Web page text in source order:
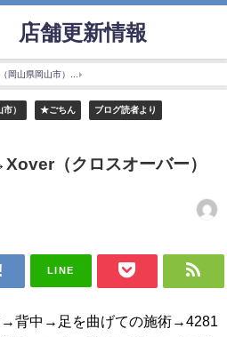
店舗更新情報
岡山県岡山市）
） ★ごちん ブログ読者より
（クロスオーバー）
LINE
中→足を曲げての施術→4281